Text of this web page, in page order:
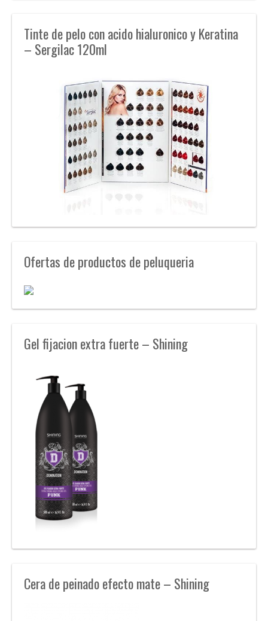
Tinte de pelo con acido hialuronico y Keratina
– Sergilac 120ml
Ofertas de productos de peluqueria
Gel fijacion extra fuerte – Shining
Cera de peinado efecto mate – Shining